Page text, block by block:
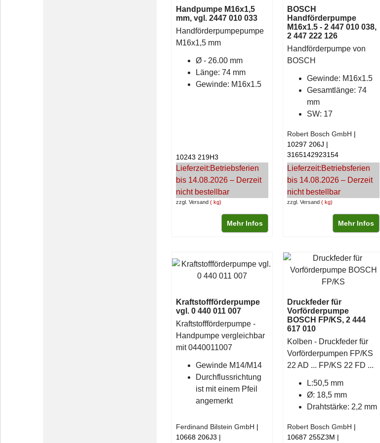
Handpumpe M16x1,5
mm, vgl. 2447 010 033
Handförderpumpepumpe
M16x1,5 mm
Ø - 26.00 mm
Länge: 74 mm
Gewinde: M16x1.5
zzgl. Versand kg
10243 219H3
Lieferzeit:Betriebsferien
bis 14.08.2026 – Derzeit
nicht bestellbar
Mehr Infos
BOSCH
Handförderpumpe
M16x1.5 - 2 447 010 038,
2 447 222 126
Handförderpumpe von
BOSCH
Gewinde: M16x1.5
Gesamtlänge: 74
mm
SW: 17
zzgl. Versand kg
Robert Bosch GmbH
10297 206J
3165142923154
Lieferzeit:Betriebsferien
bis 14.08.2026 – Derzeit
nicht bestellbar
Mehr Infos
Kraftstoffförderpumpe
vgl. 0 440 011 007
Kraftstoffförderpumpe -
Handpumpe vergleichbar
mit 0440011007
Gewinde M14/M14
Durchflussrichtung
ist mit einem Pfeil
angemerkt
Ferdinand Bilstein GmbH
10668 206J3
Druckfeder für
Vorförderpumpe
BOSCH FP/KS, 2 444
617 010
Kolben - Druckfeder für
Vorförderpumpen FP/KS
22 AD ... FP/KS 22 FD ...
L:50,5 mm
Ø: 18,5 mm
Drahtstärke: 2,2 mm
Robert Bosch GmbH
10687 255Z3M